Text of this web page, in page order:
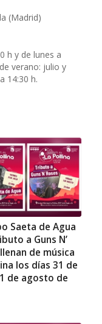
(Madrid)
h y de lunes a
verano: julio y
14:30 h.
Saeta de Agua
a Guns N’
de música
los días 31 de
de agosto de